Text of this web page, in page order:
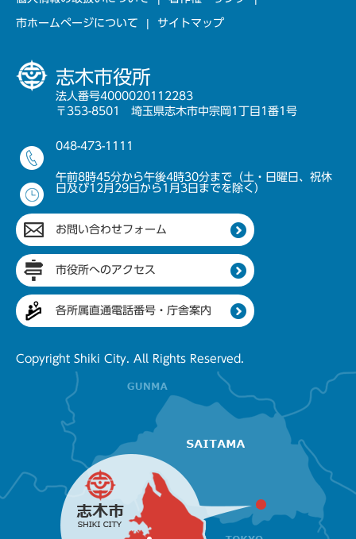
市ホームページについて サイトマップ
志木市役所
法人番号4000020112283
〒353-8501 埼玉県志木市中宗岡1丁目1番1号
048-473-1111
午前8時45分から午後4時30分まで（土・日曜日、祝休
日及び12月29日から1月3日までを除く）
お問い合わせフォーム
市役所へのアクセス
各所属直通電話番号・庁舎案内
Copyright Shiki City. All Rights Reserved.